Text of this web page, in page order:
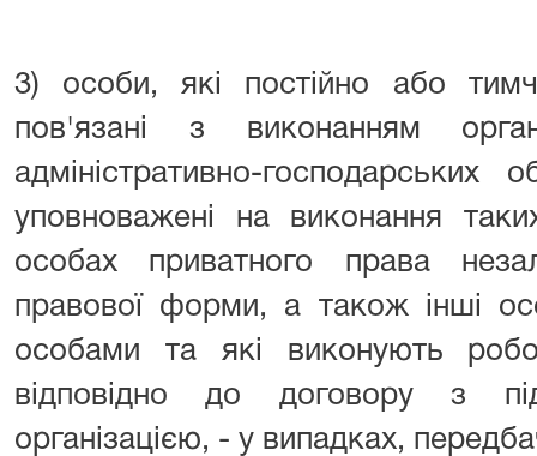
3) особи, які постійно або
пов'язані з виконанням
адміністративно-господарських
уповноважені на виконання
особах приватного права
правової форми, а також інші
особами та які виконують
відповідно до договору з
організацією, - у випадках,